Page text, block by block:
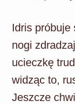
Idris próbuje
nogi
ucieczkę
widząc to,
Jeszcze